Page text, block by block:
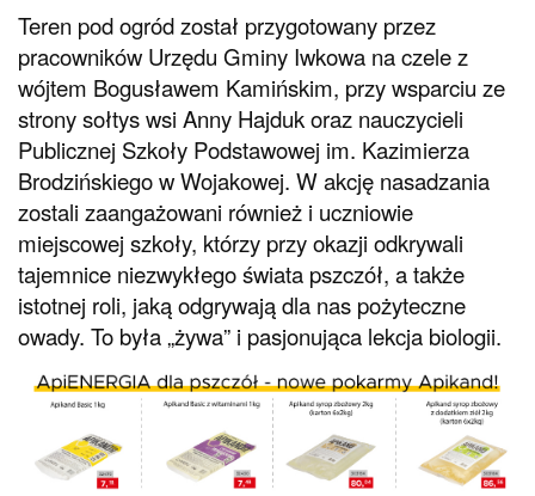
Teren pod ogród został przygotowany przez
pracowników Urzędu Gminy Iwkowa na czele z
wójtem Bogusławem Kamińskim, przy wsparciu ze
strony sołtys wsi Anny Hajduk oraz nauczycieli
Publicznej Szkoły Podstawowej im. Kazimierza
Brodzińskiego w Wojakowej. W akcję nasadzania
zostali zaangażowani również i uczniowie
miejscowej szkoły, którzy przy okazji odkrywali
tajemnice niezwykłego świata pszczół, a także
istotnej roli, jaką odgrywają dla nas pożyteczne
owady. To była „żywa” i pasjonująca lekcja biologii.